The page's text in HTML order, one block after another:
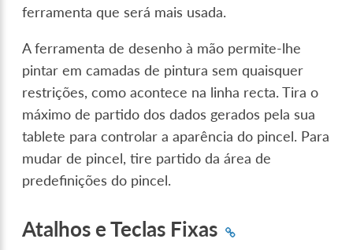
ferramenta que será mais usada.
A ferramenta de desenho à mão permite-lhe
pintar em camadas de pintura sem quaisquer
restrições, como acontece na linha recta. Tira o
máximo de partido dos dados gerados pela sua
tablete para controlar a aparência do pincel. Para
mudar de pincel, tire partido da área de
predefinições do pincel.
Atalhos e Teclas Fixas